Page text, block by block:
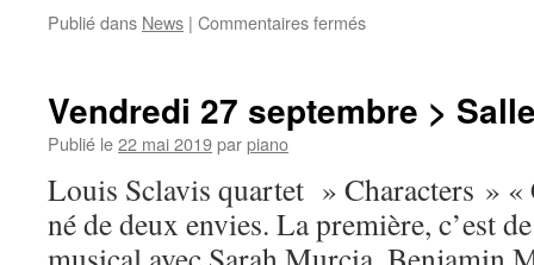
Publié dans News | Commentaires ferméssur
>
>
11h
30
Vendredi 27 septembre >
Publié le22 mai 2019parpiano
Louis Sclavis quartet » Characters » «
né de deux envies. La première, c’est